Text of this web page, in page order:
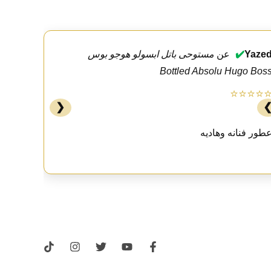
✔️ عن مستوحى باتل ابسولو هوجو بوس
Bottled Absolu Hugo
فنانه وهاديه
❮